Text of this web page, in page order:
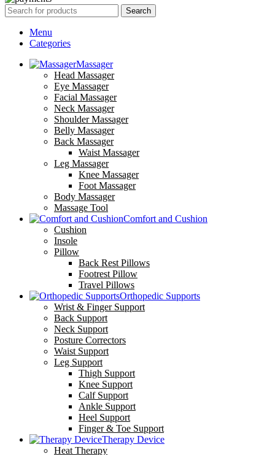
Search
Menu
Categories
Massager
Head Massager
Eye Massager
Facial Massager
Neck Massager
Shoulder Massager
Belly Massager
Back Massager
Waist Massager
Leg Massager
Knee Massager
Foot Massager
Body Massager
Massage Tool
Comfort and Cushion
Cushion
Insole
Pillow
Back Rest Pillows
Footrest Pillow
Travel Pillows
Orthopedic Supports
Wrist & Finger Support
Back Support
Neck Support
Posture Correctors
Waist Support
Leg Support
Thigh Support
Knee Support
Calf Support
Ankle Support
Heel Support
Finger & Toe Support
Therapy Device
Heat Therapy